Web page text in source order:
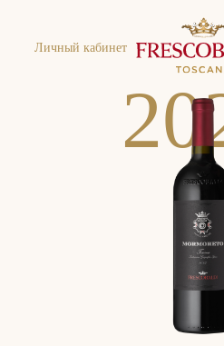
Личный кабинет
20